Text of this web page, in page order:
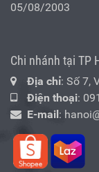
05/08/2003
Chi nhánh tại TP
Địa chỉ: Số 7,
Điện thoại:
E-mail :